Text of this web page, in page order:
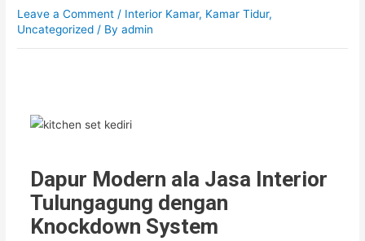
Leave a Comment / Interior Kamar, Kamar Tidur,
Uncategorized / Byadmin
Dapur Modern ala Jasa Interior
Tulungagung dengan
Knockdown System